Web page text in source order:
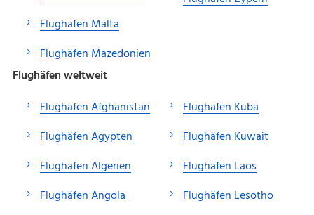
Flughäfen Malta
Flughäfen Mazedonien
Flughäfen weltweit
Flughäfen Afghanistan
Flughäfen Ägypten
Flughäfen Algerien
Flughäfen Angola
Flughäfen Kuba
Flughäfen Kuwait
Flughäfen Laos
Flughäfen Lesotho